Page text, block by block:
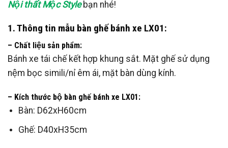
Nội thất Mộc Style bạn nhé!
1. Thông tin mẫu bàn ghế bánh xe LX01:
– Chất liệu sản phẩm:
Bánh xe tái chế kết hợp khung sắt. Mặt ghế sử dụng
nệm bọc simili/nỉ êm ái, mặt bàn dùng kính.
– Kích thước bộ bàn ghế bánh xe LX01:
Bàn: D62xH60cm
Ghế: D40xH35cm